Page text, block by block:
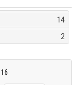
14
2